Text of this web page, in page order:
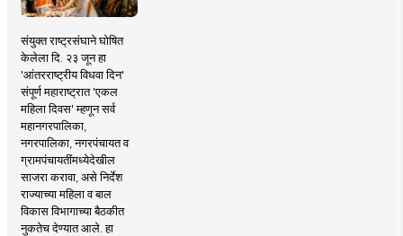
संयुक्त राष्ट्रसंघाने घोषित
केलेला दि. २३ जून हा
'आंतरराष्ट्रीय विधवा दिन'
संपूर्ण महाराष्ट्रात 'एकल
महिला दिवस' म्हणून सर्व
महानगरपालिका,
नगरपालिका, नगरपंचायत व
ग्रामपंचायतींमध्येदेखील
साजरा करावा, असे निर्देश
राज्याच्या महिला व बाल
विकास विभागाच्या बैठकीत
नुकतेच देण्यात आले. हा